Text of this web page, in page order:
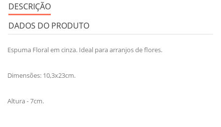
DESCRIÇÃO
DADOS DO PRODUTO
Espuma Floral em cinza. Ideal para arranjos de flores.
Dimensões: 10,3x23cm.
Altura - 7cm.